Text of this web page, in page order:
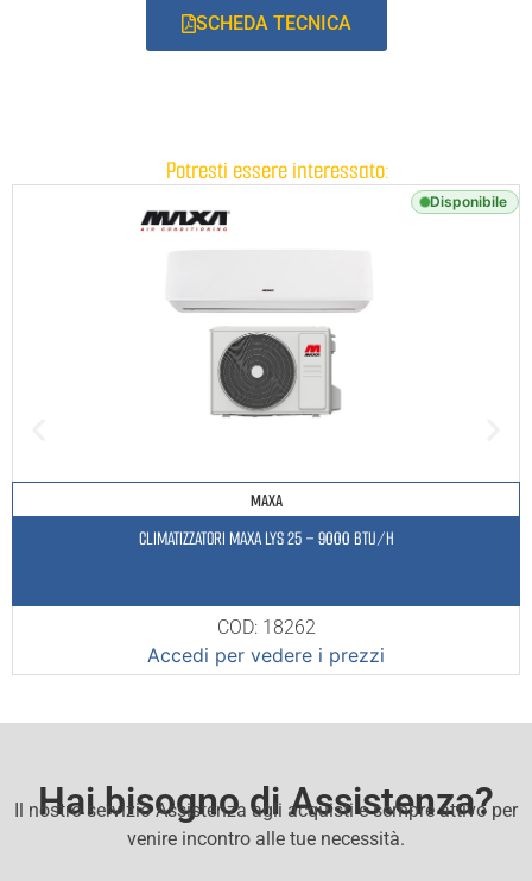
SCHEDA TECNICA
Potresti essere interessato:
Disponibile
MAXA
CLIMATIZZATORI MAXA LYS 25 – 9000 BTU/H
COD: 18262
Accedi per vedere i prezzi
Hai bisogno di Assistenza?
Il nostro servizio Assistenza agli acquisti e sempre attivo per
venire incontro alle tue necessità.